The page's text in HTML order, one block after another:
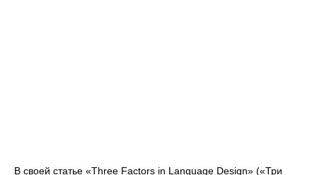
В своей статье «Three Factors in Language Design» («Три